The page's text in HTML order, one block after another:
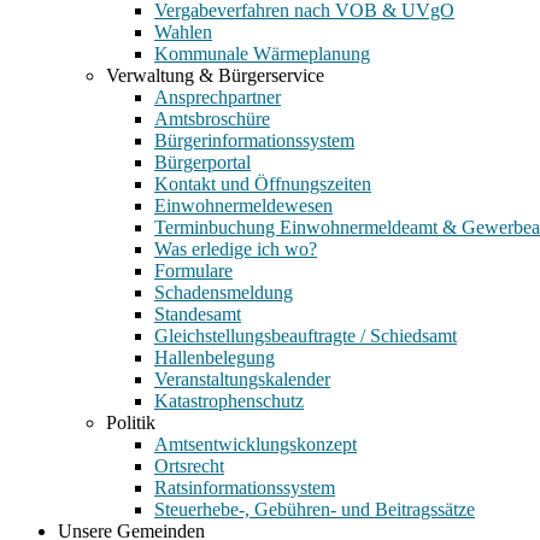
Vergabeverfahren nach VOB & UVgO
Wahlen
Kommunale Wärmeplanung
Verwaltung & Bürgerservice
Ansprechpartner
Amtsbroschüre
Bürgerinformationssystem
Bürgerportal
Kontakt und Öffnungszeiten
Einwohnermeldewesen
Terminbuchung Einwohnermeldeamt &
Was erledige ich wo?
Formulare
Schadensmeldung
Standesamt
Gleichstellungsbeauftragte / Schiedsamt
Hallenbelegung
Veranstaltungskalender
Katastrophenschutz
Politik
Amtsentwicklungskonzept
Ortsrecht
Ratsinformationssystem
Steuerhebe-, Gebühren- und Beitragssätze
Unsere Gemeinden